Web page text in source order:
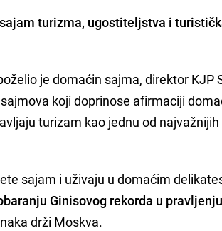
turizma, ugostiteljstva i
je domaćin sajma, direktor KJP
koji doprinose afirmaciji
turizam kao jednu od
sajam i uživaju u domaćim
Ginisovog rekorda u
drži Moskva.